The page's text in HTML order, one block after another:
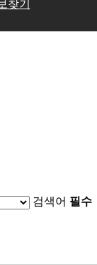
찾기
검색어 필수